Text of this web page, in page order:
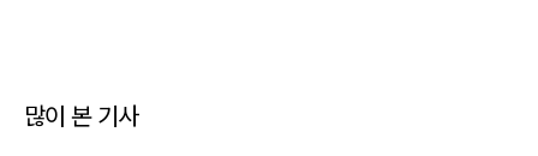
많이 본 기사